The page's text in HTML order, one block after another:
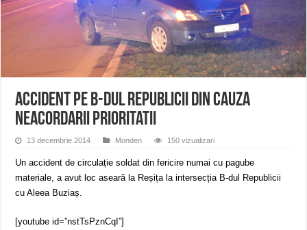
ANUNŢ OPRIRE APĂ în CARANSEBEȘ avarie
ANUNȚ OPRIRE APĂ în Reșița, cartier Țerova – avarie – 04.08.2026
Accident pe B-dul Republicii din cauza
neacordarii prioritatii
13 decembrie 2014 Monden 150 vizualizari
Un accident de circulație soldat din fericire numai cu pagube
materiale, a avut loc aseară la Reșița la intersecția B-dul Republicii
cu Aleea Buziaș.
[youtube id=”nstTsPznCqI”]